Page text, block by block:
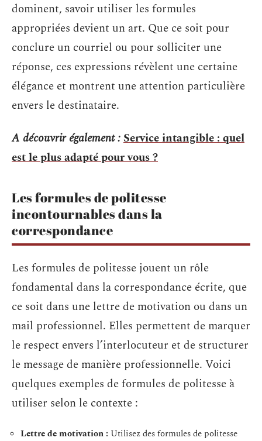
dominent, savoir utiliser les formules
appropriées devient un art. Que ce soit pour
conclure un courriel ou pour solliciter une
réponse, ces expressions révèlent une certaine
élégance et montrent une attention particulière
envers le destinataire.
A découvrir également :Service intangible : quel
est le plus adapté pour vous ?
Les formules de politesse
incontournables dans la
correspondance
Les formules de politesse jouent un rôle
fondamental dans la correspondance écrite, que
ce soit dans une lettre de motivation ou dans un
mail professionnel. Elles permettent de marquer
le respect envers l’interlocuteur et de structurer
le message de manière professionnelle. Voici
quelques exemples de formules de politesse à
utiliser selon le contexte :
Lettre de motivation : Utilisez des formules de politesse